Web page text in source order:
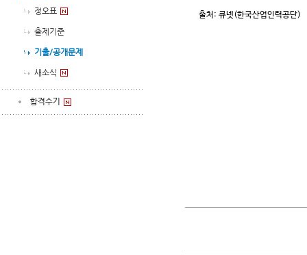
정오표
출제기준
기출/공개문제
새소식
합격수기
출처: 큐넷(한국산업인력공단)